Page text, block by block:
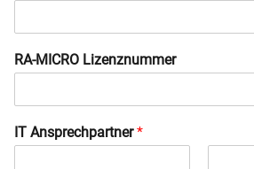
RA-MICRO Lizenznummer
IT Ansprechpartner*